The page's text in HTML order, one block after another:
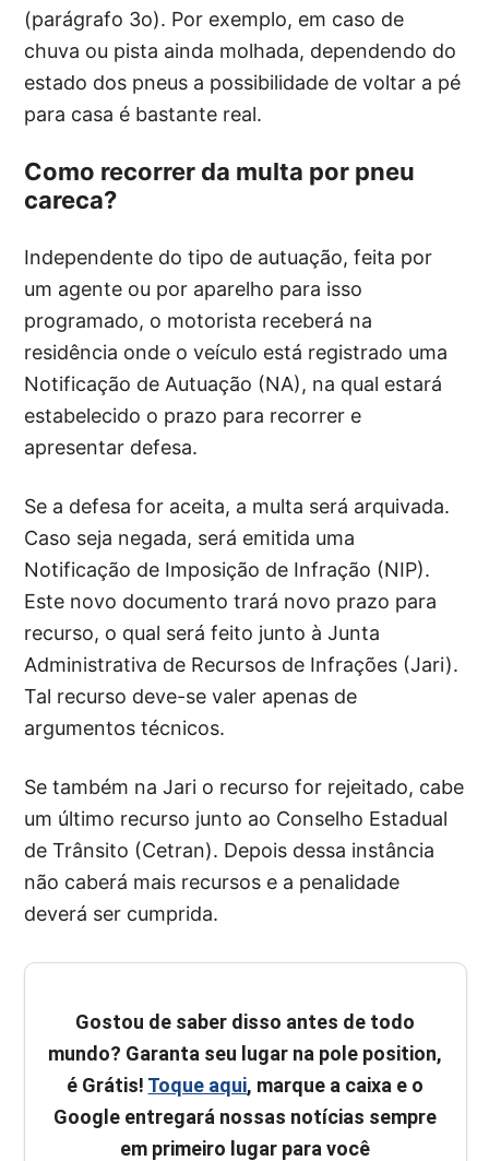
(parágrafo 3o). Por exemplo, em caso de
chuva ou pista ainda molhada, dependendo do
estado dos pneus a possibilidade de voltar a pé
para casa é bastante real.
Como recorrer da multa por pneu
careca?
Independente do tipo de autuação, feita por
um agente ou por aparelho para isso
programado, o motorista receberá na
residência onde o veículo está registrado uma
Notificação de Autuação (NA), na qual estará
estabelecido o prazo para recorrer e
apresentar defesa.
Se a defesa for aceita, a multa será arquivada.
Caso seja negada, será emitida uma
Notificação de Imposição de Infração (NIP).
Este novo documento trará novo prazo para
recurso, o qual será feito junto à Junta
Administrativa de Recursos de Infrações (Jari).
Tal recurso deve-se valer apenas de
argumentos técnicos.
Se também na Jari o recurso for rejeitado, cabe
um último recurso junto ao Conselho Estadual
de Trânsito (Cetran). Depois dessa instância
não caberá mais recursos e a penalidade
deverá ser cumprida.
Gostou de saber disso antes de todo
mundo? Garanta seu lugar na pole position,
é Grátis! Toque aqui, marque a caixa e o
Google entregará nossas notícias sempre
em primeiro lugar para você